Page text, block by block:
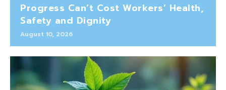
Progress Can’t Cost Workers’ Health,
Safety and Dignity
August 10, 2026